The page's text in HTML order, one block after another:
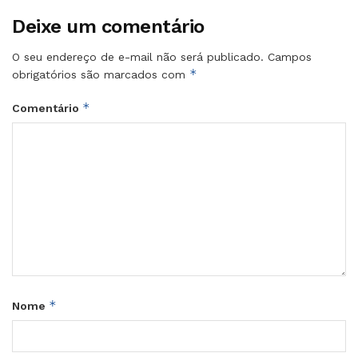
Deixe um comentário
O seu endereço de e-mail não será publicado. Campos
obrigatórios são marcados com *
Comentário *
Nome *